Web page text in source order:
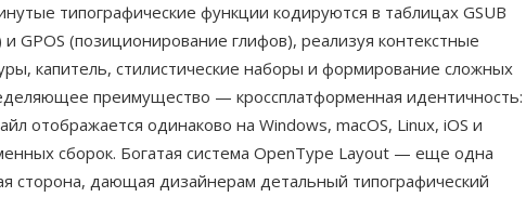
типографические функции кодируются в таблицах GSUB
и GPOS (позиционирование глифов), реализуя контекстные
капитель, стилистические наборы и формирование сложных
преимущество — кроссплатформенная идентичность:
отображается одинаково на Windows, macOS, Linux, iOS и
сборок. Богатая система OpenType Layout — еще одна
сторона, дающая дизайнерам детальный типографический